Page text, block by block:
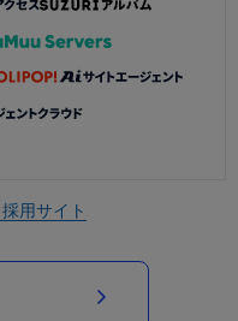
採用サイト